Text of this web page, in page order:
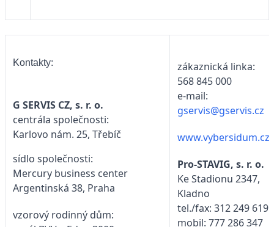
Kontakty:
G SERVIS CZ, s. r. o.
centrála společnosti:
Karlovo nám. 25, Třebíč
sídlo společnosti:
Mercury business center
Argentinská 38, Praha
vzorový rodinný dům:
zákaznická linka:
568 845 000
e-mail:
gservis@gservis.cz
www.vybersidum.cz
Pro-STAVIG, s. r. o.
Ke Stadionu 2347,
Kladno
tel./fax: 312 249 619
mobil: 777 286 347